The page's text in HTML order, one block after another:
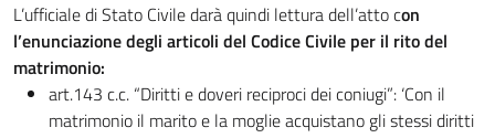
L’ufficiale di Stato Civile darà quindi lettura dell’atto con
l’enunciazione degli articoli del Codice Civile per il rito del
matrimonio:
art.143 c.c. “Diritti e doveri reciproci dei coniugi”: ‘Con il
matrimonio il marito e la moglie acquistano gli stessi diritti